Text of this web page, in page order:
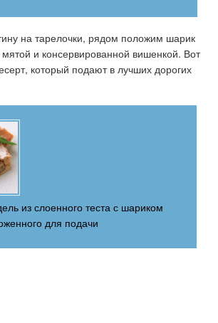
на тарелочки, рядом положим шарик
и консервированной вишенкой. Вот
который подают в лучших дорогих
из слоенного теста с шариком
для подачи